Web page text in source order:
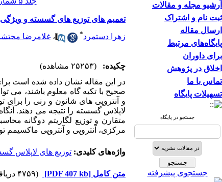
آرشیو مجله و مقالات
ثبت نام و اشتراک
ارسال مقاله
پایگاه‌های مرتبط
برای داوران
اخلاق در پژوهش
تماس با ما
تسهیلات پایگاه
جستجو در پایگاه
جستجوی پیشرفته
تعمیم های توزیع های گسسته و ویژگی
زهرا دستمرد* ، غلامرضا
چکیده:
(۲۵۲۵۳ مشاهده)
در این مقاله نشان داده شده است
صحیح با تکیه گاه معلوم باشند، می
و آنتروپی های شانون و رنی را
لاپلاس گسسته را نتیجه می دهند.
متقارن و توزیع لگاریتم دوگانه
مرکزی، آنتروپی و آنتروپی ماکسیمم
واژه‌های کلیدی: توزیع های لاپلاس
متن کامل [PDF 407 kb]
(۴۷۵۹ دریافت)